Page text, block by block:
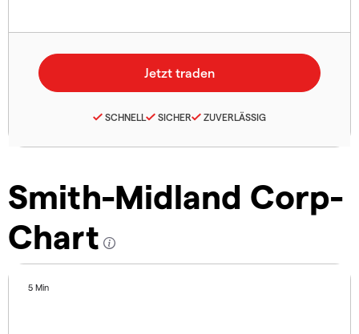
Smith-Midland Corp-
Chart
5 Min
SCHNELL SICHER ZUVERLÄSSIG